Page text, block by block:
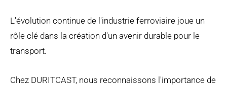
L'évolution continue de l'industrie ferroviaire joue un
rôle clé dans la création d'un avenir durable pour le
transport.
Chez DURITCAST, nous reconnaissons l'importance de